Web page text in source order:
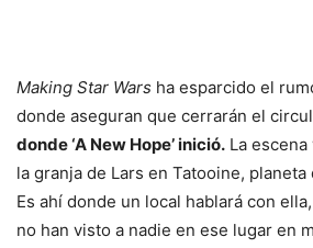
Making Star Wars ha esparcido el
donde aseguran que cerrarán el
donde ‘A New Hope’ inició. La escena
la granja de Lars en Tatooine,
Es ahí donde un local hablará con
no han visto a nadie en ese lugar en